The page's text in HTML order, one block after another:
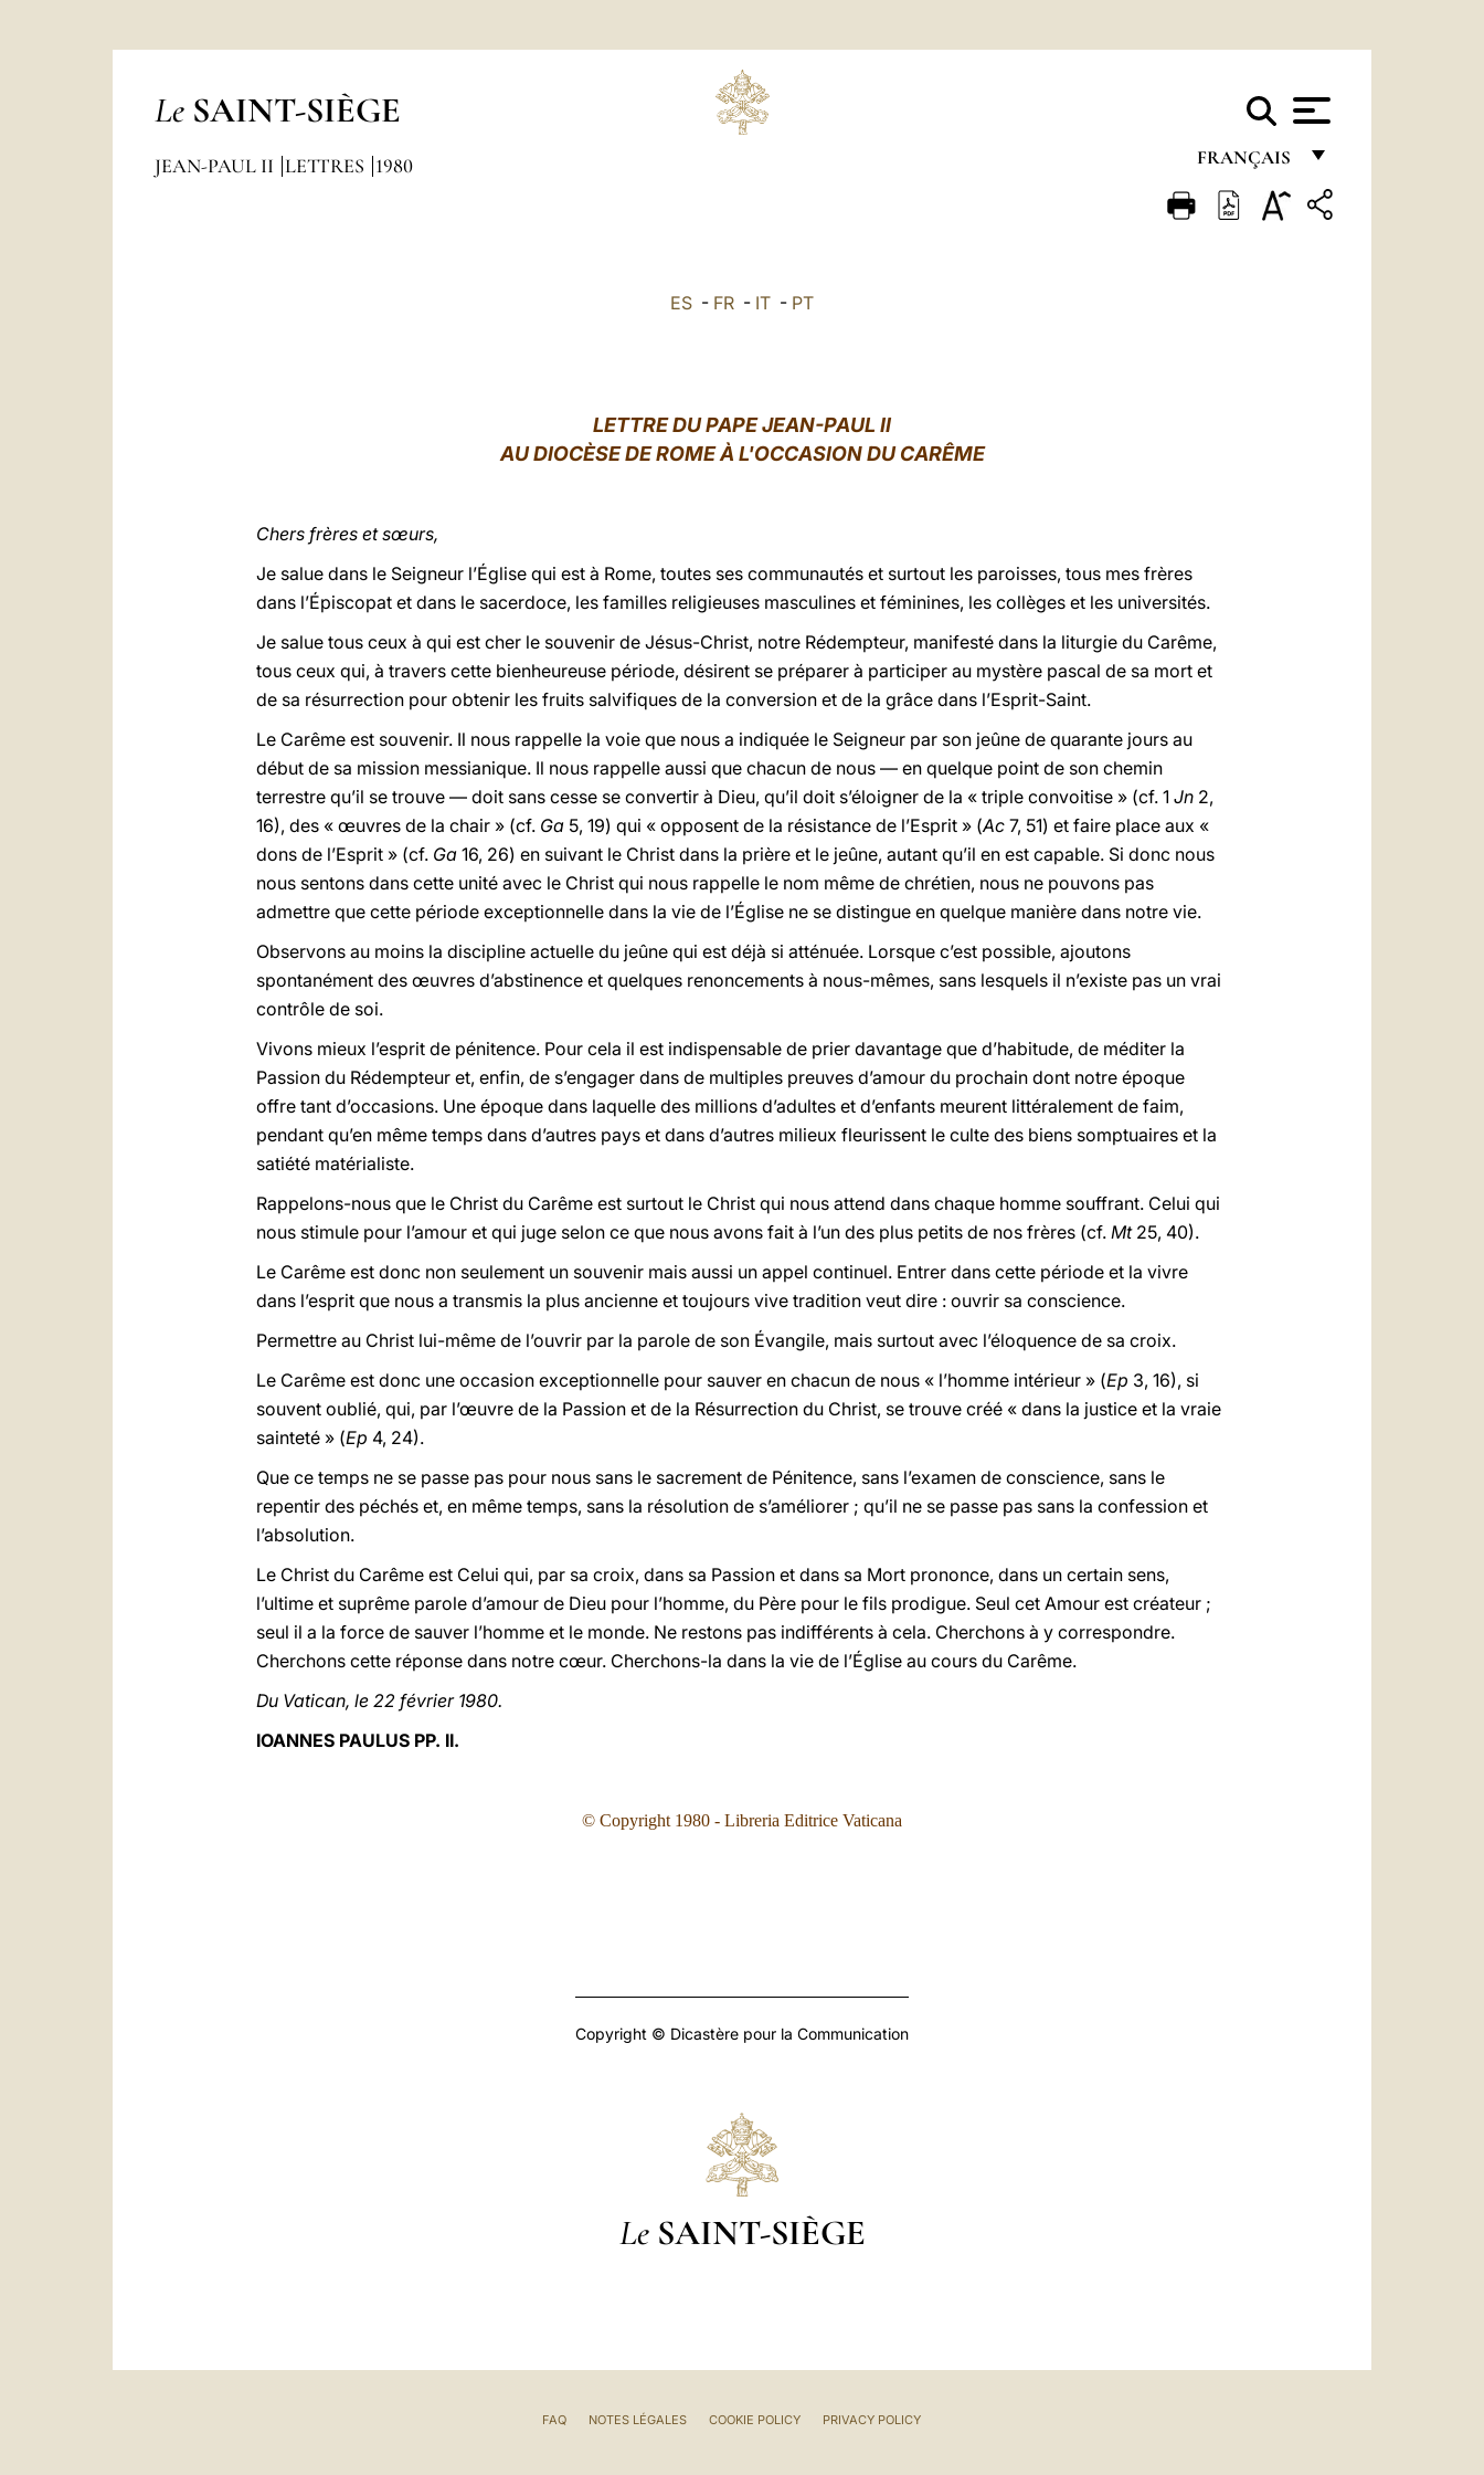
Le SAINT-SIÈGE
FRANÇAIS
FRANÇAIS
JEAN-PAUL II LETTRES 1980
ES - FR - IT - PT
LETTRE DU PAPE JEAN-PAUL II
AU DIOCÈSE DE ROME À L'OCCASION DU CARÊME
Chers frères et sœurs,
Je salue dans le Seigneur l’Église qui est à Rome, toutes ses communautés et surtout les paroisses, tous mes frères
dans l’Épiscopat et dans le sacerdoce, les familles religieuses masculines et féminines, les collèges et les universités.
Je salue tous ceux à qui est cher le souvenir de Jésus-Christ, notre Rédempteur, manifesté dans la liturgie du Carême,
tous ceux qui, à travers cette bienheureuse période, désirent se préparer à participer au mystère pascal de sa mort et
de sa résurrection pour obtenir les fruits salvifiques de la conversion et de la grâce dans l’Esprit-Saint.
Le Carême est souvenir. Il nous rappelle la voie que nous a indiquée le Seigneur par son jeûne de quarante jours au
début de sa mission messianique. Il nous rappelle aussi que chacun de nous — en quelque point de son chemin
terrestre qu’il se trouve — doit sans cesse se convertir à Dieu, qu’il doit s’éloigner de la « triple convoitise » (cf. 1 Jn 2,
16), des « œuvres de la chair » (cf. Ga 5, 19) qui « opposent de la résistance de l’Esprit » (Ac 7, 51) et faire place aux «
dons de l’Esprit » (cf. Ga 16, 26) en suivant le Christ dans la prière et le jeûne, autant qu’il en est capable. Si donc nous
nous sentons dans cette unité avec le Christ qui nous rappelle le nom même de chrétien, nous ne pouvons pas
admettre que cette période exceptionnelle dans la vie de l’Église ne se distingue en quelque manière dans notre vie.
Observons au moins la discipline actuelle du jeûne qui est déjà si atténuée. Lorsque c’est possible, ajoutons
spontanément des œuvres d’abstinence et quelques renoncements à nous-mêmes, sans lesquels il n’existe pas un vrai
contrôle de soi.
Vivons mieux l’esprit de pénitence. Pour cela il est indispensable de prier davantage que d’habitude, de méditer la
Passion du Rédempteur et, enfin, de s’engager dans de multiples preuves d’amour du prochain dont notre époque
offre tant d’occasions. Une époque dans laquelle des millions d’adultes et d’enfants meurent littéralement de faim,
pendant qu’en même temps dans d’autres pays et dans d’autres milieux fleurissent le culte des biens somptuaires et la
satiété matérialiste.
Rappelons-nous que le Christ du Carême est surtout le Christ qui nous attend dans chaque homme souffrant. Celui qui
nous stimule pour l’amour et qui juge selon ce que nous avons fait à l’un des plus petits de nos frères (cf. Mt 25, 40).
Le Carême est donc non seulement un souvenir mais aussi un appel continuel. Entrer dans cette période et la vivre
dans l’esprit que nous a transmis la plus ancienne et toujours vive tradition veut dire : ouvrir sa conscience.
Permettre au Christ lui-même de l’ouvrir par la parole de son Évangile, mais surtout avec l’éloquence de sa croix.
Le Carême est donc une occasion exceptionnelle pour sauver en chacun de nous « l’homme intérieur » (Ep 3, 16), si
souvent oublié, qui, par l’œuvre de la Passion et de la Résurrection du Christ, se trouve créé « dans la justice et la vraie
sainteté » (Ep 4, 24).
Que ce temps ne se passe pas pour nous sans le sacrement de Pénitence, sans l’examen de conscience, sans le
repentir des péchés et, en même temps, sans la résolution de s’améliorer ; qu’il ne se passe pas sans la confession et
l’absolution.
Le Christ du Carême est Celui qui, par sa croix, dans sa Passion et dans sa Mort prononce, dans un certain sens,
l’ultime et suprême parole d’amour de Dieu pour l’homme, du Père pour le fils prodigue. Seul cet Amour est créateur ;
seul il a la force de sauver l’homme et le monde. Ne restons pas indifférents à cela. Cherchons à y correspondre.
Cherchons cette réponse dans notre cœur. Cherchons-la dans la vie de l’Église au cours du Carême.
Du Vatican, le 22 février 1980.
IOANNES PAULUS PP. II.
© Copyright 1980 - Libreria Editrice Vaticana
Copyright © Dicastère pour la Communication
Le SAINT-SIÈGE
FAQ NOTES LÉGALES COOKIE POLICY PRIVACY POLICY